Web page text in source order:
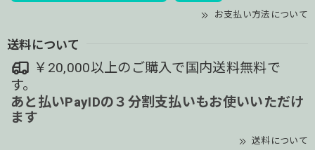
お支払い方法について
送料について
￥20,000以上のご購入で国内送料無料で
す。
あと払いPayIDの３分割支払いもお使いいただけ
ます
送料について